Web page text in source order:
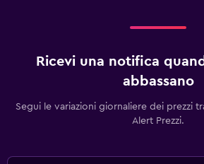
Ricevi una notifica
abbassano
Segui le variazioni giornaliere dei prezzi
Alert Prezzi.